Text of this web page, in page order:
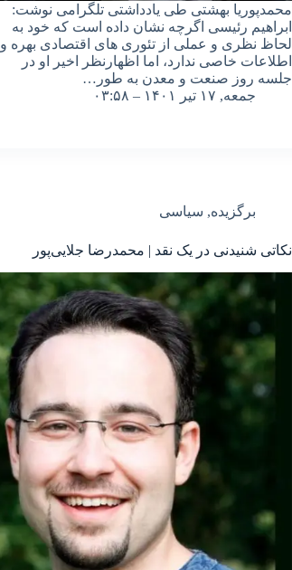
محمدپوریا بهشتی طی یادداشتی تلگرامی نوشت:
ابراهیم رئیسی اگرچه نشان داده است که خود به
لحاظ نظری و عملی از تئوری های اقتصادی بهره و
اطلاعات خاصی ندارد، اما اظهارنظر اخیر او در
جلسه روز صنعت و معدن به طور…
جمعه, ۱۷ تیر ۱۴۰۱ – ۰۳:۵۸
برگزیده, سیاسی
نکاتی شنیدنی در یک نقد | محمدرضا جلایی‌پور